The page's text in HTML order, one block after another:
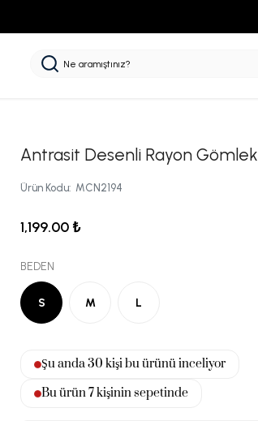
Antrasit Desenli Rayon Gömlek
Ürün Kodu: MCN2194
1,199.00 ₺
BEDEN
S M L
Şu anda29 kişi bu ürünü inceliyor
Bu ürün7kişinin sepetinde